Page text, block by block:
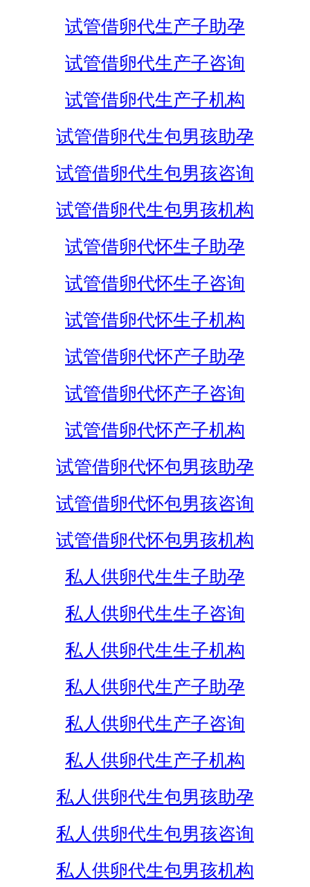
试管借卵代生产子助孕
试管借卵代生产子咨询
试管借卵代生产子机构
试管借卵代生包男孩助孕
试管借卵代生包男孩咨询
试管借卵代生包男孩机构
试管借卵代怀生子助孕
试管借卵代怀生子咨询
试管借卵代怀生子机构
试管借卵代怀产子助孕
试管借卵代怀产子咨询
试管借卵代怀产子机构
试管借卵代怀包男孩助孕
试管借卵代怀包男孩咨询
试管借卵代怀包男孩机构
私人供卵代生生子助孕
私人供卵代生生子咨询
私人供卵代生生子机构
私人供卵代生产子助孕
私人供卵代生产子咨询
私人供卵代生产子机构
私人供卵代生包男孩助孕
私人供卵代生包男孩咨询
私人供卵代生包男孩机构